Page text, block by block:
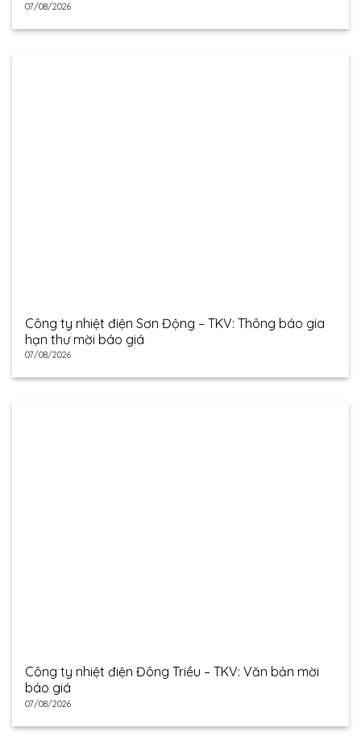
07/08/2026
Công ty nhiệt điện Sơn Động – TKV: Thông báo gia
hạn thư mời báo giá
07/08/2026
Công ty nhiệt điện Đông Triều – TKV: Văn bản mời
báo giá
07/08/2026